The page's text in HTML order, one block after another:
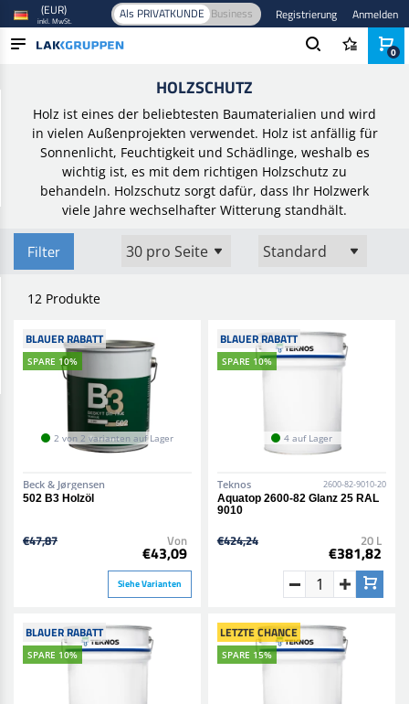
BRANCHEN
MARKEN
NEUHEITEN
(EUR)
inkl. MwSt. Als PRIVATKUNDE Business Registrierung Anmelden
HOLZSCHUTZ
Holz ist eines der beliebtesten Baumaterialien und wird
in vielen Außenprojekten verwendet. Holz ist anfällig für
Sonnenlicht, Feuchtigkeit und Schädlinge, weshalb es
wichtig ist, es mit dem richtigen Holzschutz zu
behandeln. Holzschutz sorgt dafür, dass Ihr Holzwerk
viele Jahre wechselhafter Witterung standhält.
Filter
12 Produkte
BLAUER RABATT
SPARE 10%
2 von 2 varianten auf Lager
Beck & Jørgensen
502 B3 Holzöl
€47,87 Von
€43,09
Siehe Varianten
BLAUER RABATT
SPARE 10%
4 auf Lager
Teknos 2600-82-9010-20
Aquatop 2600-82 Glanz 25 RAL
9010
€424,24 20 L
€381,82
BLAUER RABATT
SPARE 10%
LETZTE CHANCE
SPARE 15%
0